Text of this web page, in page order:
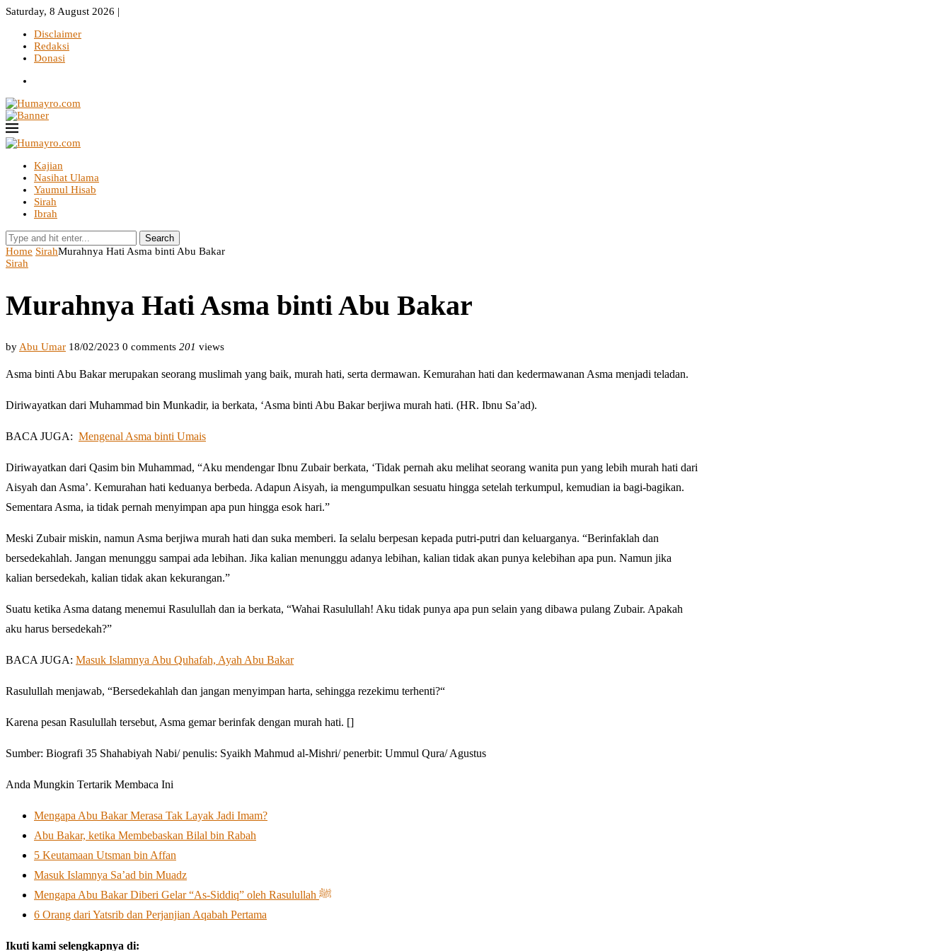
Saturday, 8 August 2026 |
Disclaimer
Redaksi
Donasi
Kajian
Nasihat Ulama
Yaumul Hisab
Sirah
Ibrah
Search
Home SirahMurahnya Hati Asma binti Abu Bakar
Sirah
Murahnya Hati Asma binti Abu Bakar
by Abu Umar 18/02/2023 0 comments 201 views
Asma binti Abu Bakar merupakan seorang muslimah yang baik, murah hati, serta dermawan. Kemurahan hati dan kedermawanan Asma menjadi teladan.
Diriwayatkan dari Muhammad bin Munkadir, ia berkata, ‘Asma binti Abu Bakar berjiwa murah hati. (HR. Ibnu Sa’ad).
BACA JUGA: Mengenal Asma binti Umais
Diriwayatkan dari Qasim bin Muhammad, “Aku mendengar Ibnu Zubair berkata, ‘Tidak pernah aku melihat seorang wanita pun yang lebih murah hati dari
Aisyah dan Asma’. Kemurahan hati keduanya berbeda. Adapun Aisyah, ia mengumpulkan sesuatu hingga setelah terkumpul, kemudian ia bagi-bagikan.
Sementara Asma, ia tidak pernah menyimpan apa pun hingga esok hari.”
Meski Zubair miskin, namun Asma berjiwa murah hati dan suka memberi. Ia selalu berpesan kepada putri-putri dan keluarganya. “Berinfaklah dan
bersedekahlah. Jangan menunggu sampai ada lebihan. Jika kalian menunggu adanya lebihan, kalian tidak akan punya kelebihan apa pun. Namun jika
kalian bersedekah, kalian tidak akan kekurangan.”
Suatu ketika Asma datang menemui Rasulullah dan ia berkata, “Wahai Rasulullah! Aku tidak punya apa pun selain yang dibawa pulang Zubair. Apakah
aku harus bersedekah?”
BACA JUGA: Masuk Islamnya Abu Quhafah, Ayah Abu Bakar
Rasulullah menjawab, “Bersedekahlah dan jangan menyimpan harta, sehingga rezekimu terhenti?“
Karena pesan Rasulullah tersebut, Asma gemar berinfak dengan murah hati. []
Sumber: Biografi 35 Shahabiyah Nabi/ penulis: Syaikh Mahmud al-Mishri/ penerbit: Ummul Qura/ Agustus
Anda Mungkin Tertarik Membaca Ini
Mengapa Abu Bakar Merasa Tak Layak Jadi Imam?
Abu Bakar, ketika Membebaskan Bilal bin Rabah
5 Keutamaan Utsman bin Affan
Masuk Islamnya Sa’ad bin Muadz
Mengapa Abu Bakar Diberi Gelar “As-Siddiq” oleh Rasulullah ﷺ
6 Orang dari Yatsrib dan Perjanjian Aqabah Pertama
Ikuti kami selengkapnya di: